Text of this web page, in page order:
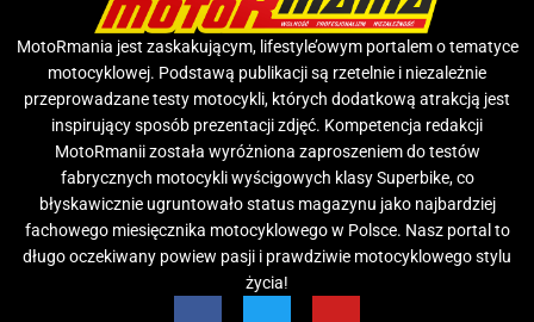
MotoRmania jest zaskakującym, lifestyle’owym portalem o tematyce
motocyklowej. Podstawą publikacji są rzetelnie i niezależnie
przeprowadzane testy motocykli, których dodatkową atrakcją jest
inspirujący sposób prezentacji zdjęć. Kompetencja redakcji
MotoRmanii została wyróżniona zaproszeniem do testów
fabrycznych motocykli wyścigowych klasy Superbike, co
błyskawicznie ugruntowało status magazynu jako najbardziej
fachowego miesięcznika motocyklowego w Polsce. Nasz portal to
długo oczekiwany powiew pasji i prawdziwie motocyklowego stylu
życia!